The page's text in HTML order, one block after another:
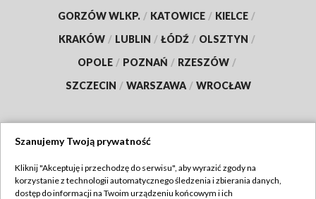
GORZÓW WLKP. / KATOWICE / KIELCE /
KRAKÓW / LUBLIN / ŁÓDŹ / OLSZTYN /
OPOLE / POZNAŃ / RZESZÓW /
SZCZECIN / WARSZAWA / WROCŁAW
TVP
Szanujemy Twoją prywatność
Kliknij "Akceptuję i przechodzę do serwisu", aby wyrazić zgody na
korzystanie z technologii automatycznego śledzenia i zbierania danych,
dostęp do informacji na Twoim urządzeniu końcowym i ich